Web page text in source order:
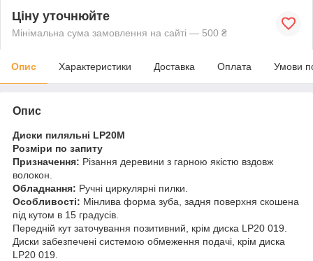
Ціну уточнюйте
Мінімальна сума замовлення на сайті — 500 ₴
Опис Характеристики Доставка Оплата Умови
Опис
Диски пиляльні LP20M
Розміри по запиту
Призначення: Різання деревини з гарною якістю вздовж
волокон.
Обладнання: Ручні циркулярні пилки.
Особливості: Мінлива форма зуба, задня поверхня скошена
під кутом в 15 градусів.
Передній кут заточування позитивний, крім диска LP20 019.
Диски забезпечені системою обмеження подачі, крім диска
LP20 019.